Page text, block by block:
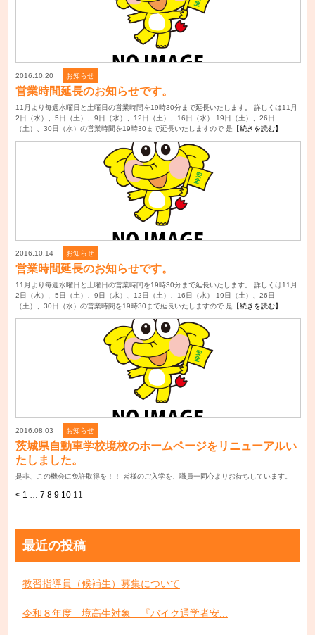
2016.10.20 お知らせ
営業時間延長のお知らせです。
11月より毎週水曜日と土曜日の営業時間を19時30分まで延長いたします。 詳しくは11月
2日（水）、5日（土）、9日（水）、12日（土）、16日（水） 19日（土）、26日
（土）、30日（水）の営業時間を19時30まで延長いたしますので 是 【続きを読む】
2016.10.14 お知らせ
営業時間延長のお知らせです。
11月より毎週水曜日と土曜日の営業時間を19時30分まで延長いたします。 詳しくは11月
2日（水）、5日（土）、9日（水）、12日（土）、16日（水） 19日（土）、26日
（土）、30日（水）の営業時間を19時30まで延長いたしますので 是 【続きを読む】
2016.08.03 お知らせ
茨城県自動車学校境校のホームページをリニューアルい
たしました。
是非、この機会に免許取得を！！ 皆様のご入学を、職員一同心よりお待ちしています。
< 1 7 8 9 10 11
最近の投稿
教習指導員（候補生）募集について
令和８年度 境高生対象 『バイク通学者安...